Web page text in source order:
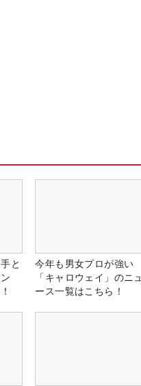
と
今年も男女プロが強い
「キャロウェイ」のニュ
ース一覧はこちら！